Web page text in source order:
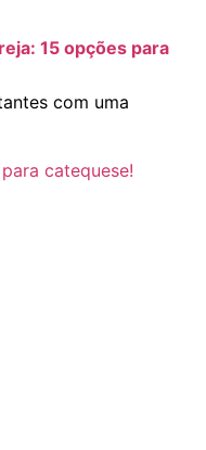
15 opções para
com uma